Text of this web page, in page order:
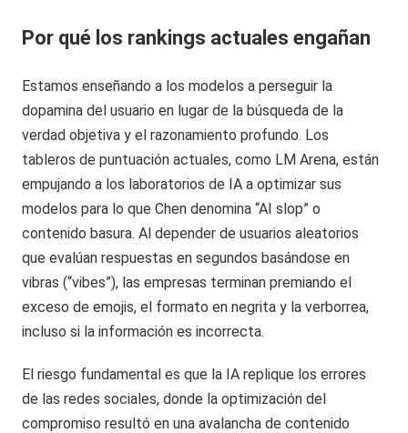
Por qué los rankings actuales engañan
Estamos enseñando a los modelos a perseguir la
dopamina del usuario en lugar de la búsqueda de la
verdad objetiva y el razonamiento profundo. Los
tableros de puntuación actuales, como LM Arena, están
empujando a los laboratorios de IA a optimizar sus
modelos para lo que Chen denomina “AI slop” o
contenido basura. Al depender de usuarios aleatorios
que evalúan respuestas en segundos basándose en
vibras (“vibes”), las empresas terminan premiando el
exceso de emojis, el formato en negrita y la verborrea,
incluso si la información es incorrecta.
El riesgo fundamental es que la IA replique los errores
de las redes sociales, donde la optimización del
compromiso resultó en una avalancha de contenido